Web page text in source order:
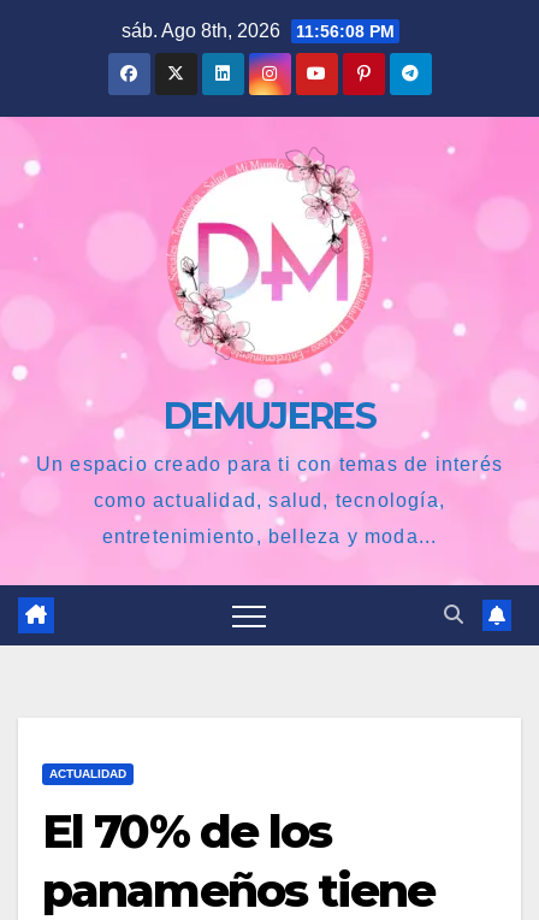
sáb. Ago 8th, 2026 11:56:09 PM
DEMUJERES
Un espacio creado para ti con temas de interés
como actualidad, salud, tecnología,
entretenimiento, belleza y moda...
ACTUALIDAD
El 70% de los
panameños tiene